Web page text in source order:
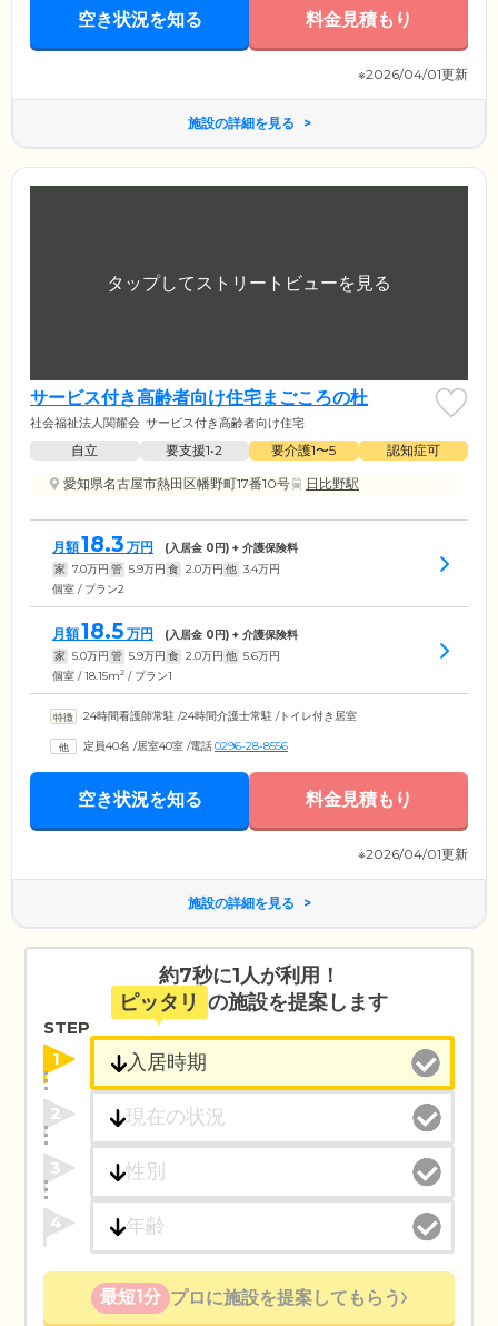
空き状況を知る 料金見積もり
※2026/04/01更新
施設の詳細を見る
サービス付き高齢者向け住宅まごころの杜
社会福祉法人関耀会 サービス付き高齢者向け住宅
自立 要支援1•2 要介護1〜5
認知症可
愛知県名古屋市熱田区幡野町17番10号
日比野駅
月額18.3 万円 (入居金 0円) + 介護保険料
家 7.0万円 管 5.9万円 食 2.0万円 他 3.4万円
個室 / プラン2
月額18.5 万円 (入居金 0円) + 介護保険料
家 5.0万円 管 5.9万円 食 2.0万円 他 5.6万円
個室 / 18.15m2 / プラン1
24時間看護師常駐 /24時間介護士常駐 /トイレ付き居室
定員40名 /居室40室 /電話0296-28-8556
空き状況を知る 料金見積もり
※2026/04/01更新
施設の詳細を見る
約7秒に1人が利用！
ピッタリ の施設を提案します
STEP
1
2
3
4
最短1分 プロに施設を提案してもらう